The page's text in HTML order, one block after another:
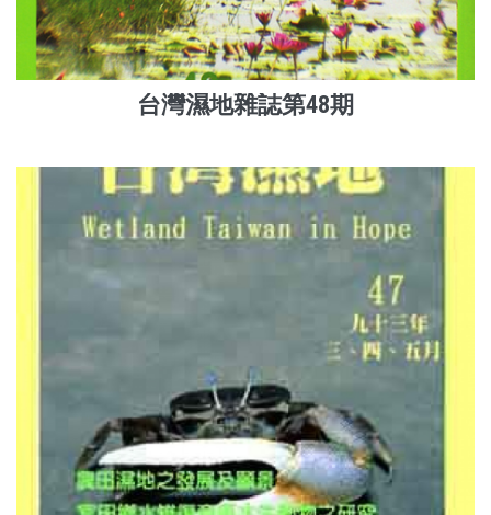
台灣濕地雜誌第48期